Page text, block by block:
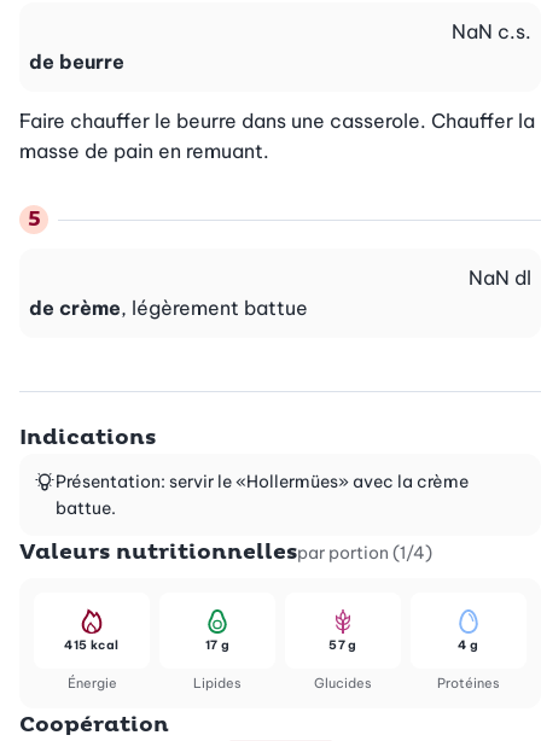
de beurre
NaN c.s.
Faire chauffer le beurre dans une casserole. Chauffer la
masse de pain en remuant.
de crème, légèrement battue
NaN dl
Indications
Présentation: servir le «Hollermües» avec la crème
battue.
Valeurs nutritionnellespar portion (1/4)
Énergie
415 kcal
Lipides
17 g
Glucides
57 g
Protéines
4 g
Coopération